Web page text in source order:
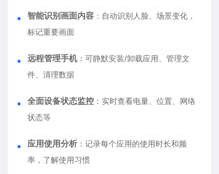
智能识别画面内容 ：自动识别人脸、场景变化，
标记重要画面
远程管理手机：可静默安装/卸载应用、管理文
件、清理数据
全面设备状态监控 ：实时查看电量、位置、网络
状态等
应用使用分析 ：记录每个应用的使用时长和频
率，了解使用习惯